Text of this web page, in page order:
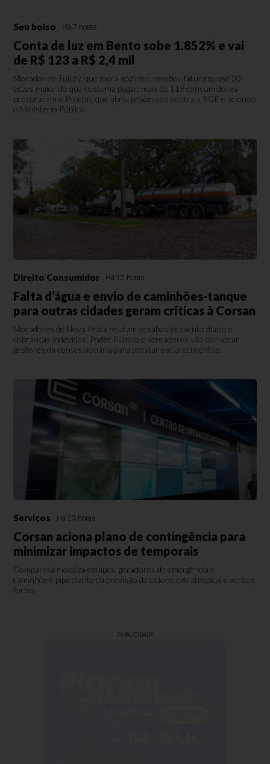
Seu bolso Há 7 horas
Conta de luz em Bento sobe 1.852% e vai
de R$ 123 a R$ 2,4 mil
Morador de Tuiuty, que mora sozinho, recebeu fatura quase 20
vezes maior do que costuma pagar; mais de 119 consumidores
procuraram o Procon, que abriu processos contra a RGE e acionou
o Ministério Público.
Direito Consumidor Há 22 horas
Falta d’água e envio de caminhões-tanque
para outras cidades geram críticas à Corsan
Moradores de Nova Prata relatam desabastecimento diário e
cobranças indevidas; Poder Público e vereadores vão convocar
gestores da concessionária para prestar esclarecimentos.
Serviços Há 23 horas
Corsan aciona plano de contingência para
minimizar impactos de temporais
Companhia mobiliza equipes, geradores de emergência e
caminhões-pipa diante da previsão de ciclone extratropical e ventos
fortes
PUBLICIDADE